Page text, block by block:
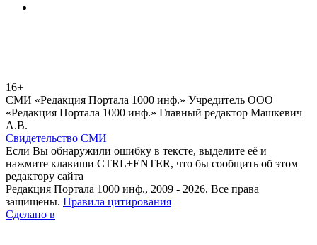
16+
СМИ «Редакция Портала 1000 инф.» Учредитель ООО
«Редакция Портала 1000 инф.» Главный редактор Машкевич
А.В.
Свидетельство СМИ
Если Вы обнаружили ошибку в тексте, выделите её и
нажмите клавиши CTRL+ENTER, что бы сообщить об этом
редактору сайта
Редакция Портала 1000 инф., 2009 - 2026. Все права
защищены. Правила цитирования
Сделано в